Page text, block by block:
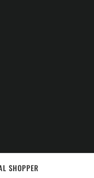
SHOPPER